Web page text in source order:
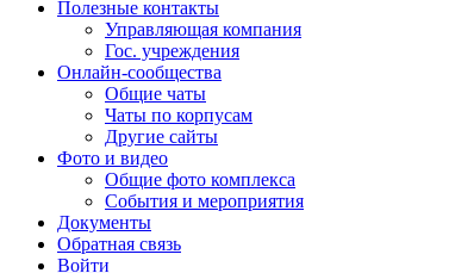
Полезные контакты
Управляющая компания
Гос. учреждения
Онлайн-сообщества
Общие чаты
Чаты по корпусам
Другие сайты
Фото и видео
Общие фото комплекса
События и мероприятия
Документы
Обратная связь
Войти